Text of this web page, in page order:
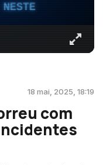
18 mai, 2025, 18:19
com